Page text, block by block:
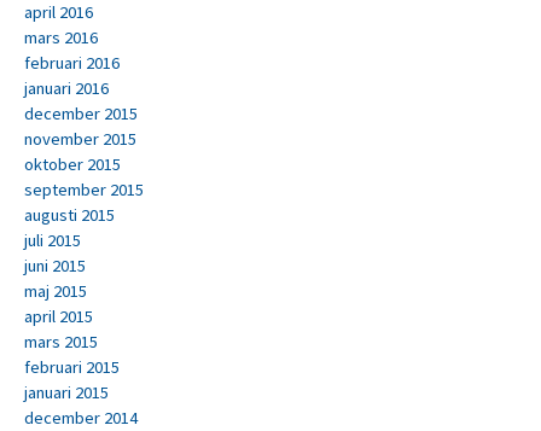
april 2016
mars 2016
februari 2016
januari 2016
december 2015
november 2015
oktober 2015
september 2015
augusti 2015
juli 2015
juni 2015
maj 2015
april 2015
mars 2015
februari 2015
januari 2015
december 2014